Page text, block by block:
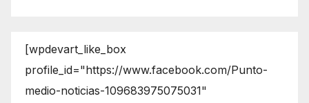
[wpdevart_like_box
profile_id="https://www.facebook.com/Punto-
medio-noticias-109683975075031"